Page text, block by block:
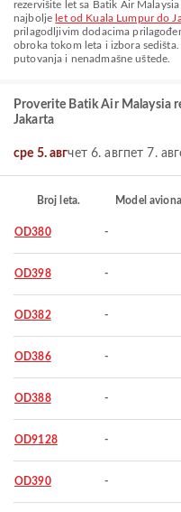
rezervišite let sa Batik Air
najbolje let od Kuala Lumpur do
prilagodljivim dodacima
obroka tokom leta i izbora
putovanja i nenadmašne uštede.
Proverite Batik Air Malaysia
Jakarta
сре 5. авгчет 6. авгпет 7. авг
Broj leta. Model aviona
OD380 -
OD398 -
OD382 -
OD386 -
OD388 -
OD9128 -
OD390 -